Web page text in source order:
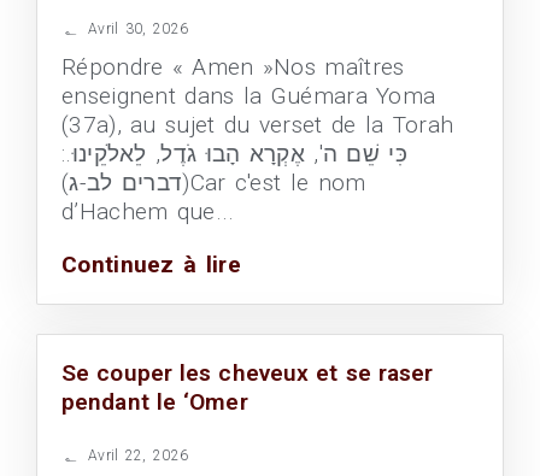
Avril 30, 2026
Répondre « Amen »Nos maîtres
enseignent dans la Guémara Yoma
(37a), au sujet du verset de la Torah
:כִּי שֵׁם ה', אֶקְרָא הָבוּ גֹדֶל, לֵאלֹקֵינוּ.
(דברים לב-ג)Car c'est le nom
d’Hachem que...
Continuez à lire
Se couper les cheveux et se raser
pendant le ‘Omer
Avril 22, 2026